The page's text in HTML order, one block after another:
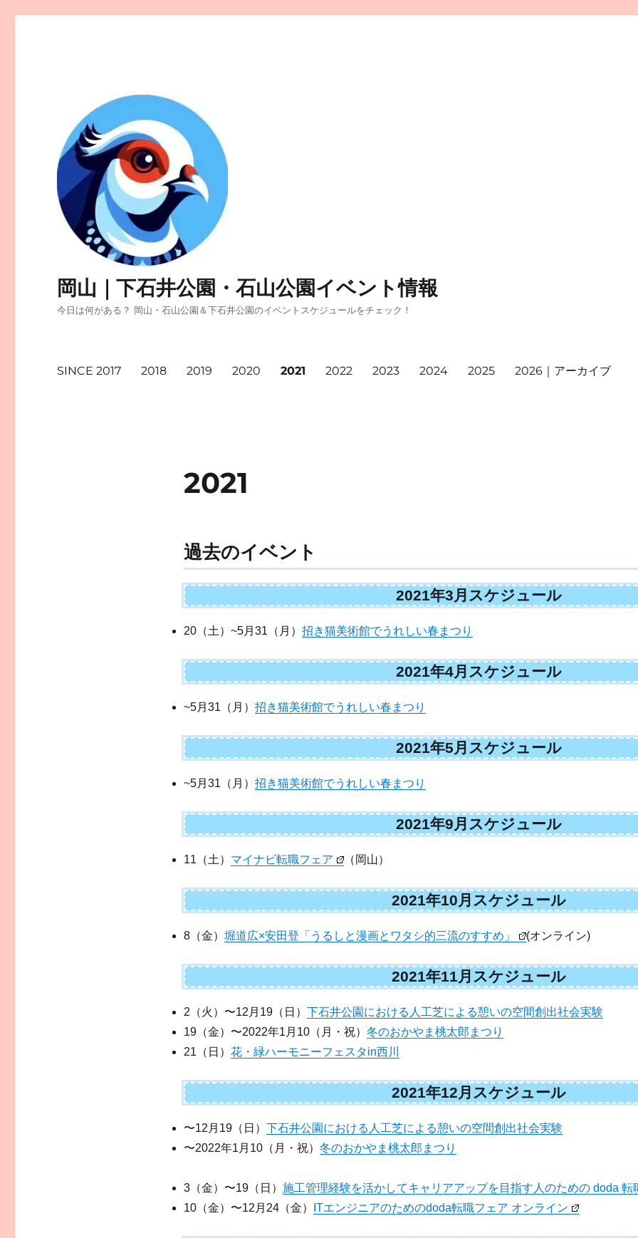
岡山｜下石井公園・石山公園イベント情報
今日は何がある？ 岡山・石山公園＆下石井公園のイベントスケジュールをチェック！
SINCE 2017 2018 2019 2020 2021 2022 2023 2024 2025 2026｜アーカイブ
2021
過去のイベント
2021年3月スケジュール
20（土）~5月31（月） 招き猫美術館でうれしい春まつり
2021年4月スケジュール
~5月31（月） 招き猫美術館でうれしい春まつり
2021年5月スケジュール
~5月31（月） 招き猫美術館でうれしい春まつり
2021年9月スケジュール
11（土） マイナビ転職フェア （岡山）
2021年10月スケジュール
8（金） 堀道広×安田登「うるしと漫画とワタシ的三流のすすめ」 (オンライン)
2021年11月スケジュール
2（火）〜12月19（日） 下石井公園における人工芝による憩いの空間創出社会実験
19（金）〜2022年1月10（月・祝） 冬のおかやま桃太郎まつり
21（日） 花・緑ハーモニーフェスタin西川
2021年12月スケジュール
〜12月19（日） 下石井公園における人工芝による憩いの空間創出社会実験
〜2022年1月10（月・祝） 冬のおかやま桃太郎まつり
3（金）〜19（日） 施工管理経験を活かしてキャリアアップを目指す人のための doda 転
10（金）〜12月24（金）
ITエンジニアのためのdoda転職フェア オンライン